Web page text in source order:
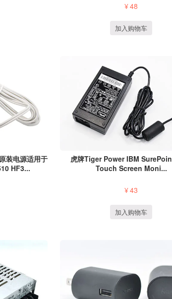
¥48
加入购物车
装电源适用于
HF3...
虎牌Tiger Power IBM
Touch Screen Moni...
¥43
加入购物车